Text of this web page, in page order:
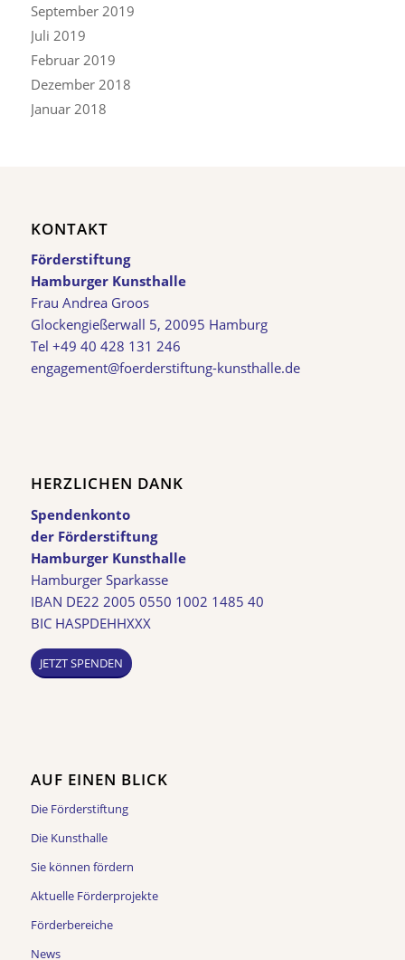
September 2019
Juli 2019
Februar 2019
Dezember 2018
Januar 2018
KONTAKT
Förderstiftung
Hamburger Kunsthalle
Frau Andrea Groos
Glockengießerwall 5, 20095 Hamburg
Tel +49 40 428 131 246
engagement@foerderstiftung-kunsthalle.de
HERZLICHEN DANK
Spendenkonto
der Förderstiftung
Hamburger Kunsthalle
Hamburger Sparkasse
IBAN DE22 2005 0550 1002 1485 40
BIC HASPDEHHXXX
JETZT SPENDEN
AUF EINEN BLICK
Die Förderstiftung
Die Kunsthalle
Sie können fördern
Aktuelle Förderprojekte
Förderbereiche
News